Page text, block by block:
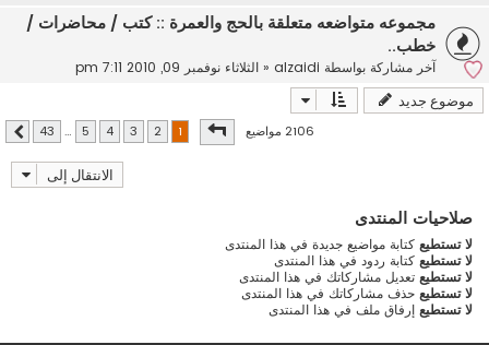
مجموعه متواضعه متعلقة بالحج والعمرة :: كتب / محاضرات /
خطب..
آخر مشاركة بواسطة alzaidi
« الثلاثاء نوفمبر 09, 2010 7:11 pm
موضوع جديد
2106 مواضيع صفحة1 من43
2
3
4
5
…
43 التالي
الانتقال إلى
صلاحيات المنتدى
لا تستطيعكتابة مواضيع جديدة في هذا المنتدى
لا تستطيعكتابة ردود في هذا المنتدى
لا تستطيعتعديل مشاركاتك في هذا المنتدى
لا تستطيعحذف مشاركاتك في هذا المنتدى
لا تستطيعإرفاق ملف في هذا المنتدى